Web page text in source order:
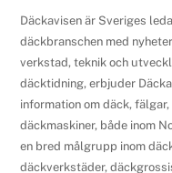
Däckavisen är Sveriges
däckbranschen med
verkstad, teknik och
däcktidning, erbjuder
information om däck,
däckmaskiner, både inom
en bred målgrupp inom
däckverkstäder,